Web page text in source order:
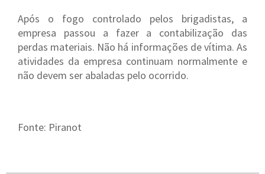
Após o fogo controlado pelos brigadistas, a
empresa passou a fazer a contabilização das
perdas materiais. Não há informações de vítima. As
atividades da empresa continuam normalmente e
não devem ser abaladas pelo ocorrido.
Fonte: Piranot